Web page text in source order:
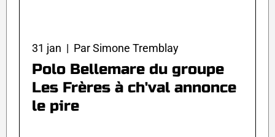
31 jan | Par Simone Tremblay
Polo Bellemare du groupe
Les Frères à ch'val annonce
le pire